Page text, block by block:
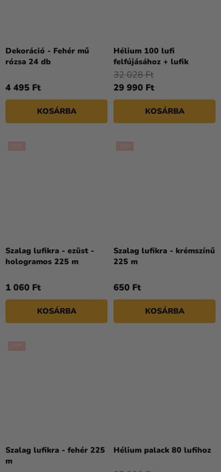
Dekoráció - Fehér mű
rózsa 24 db
4 495 Ft
KOSÁRBA
Hélium 100 lufi
felfújásához + lufik
termék
átlagos
4,2
csillag.
29 990 Ft
32 028 Ft
KOSÁRBA
Szalag lufikra - ezüst -
hologramos 225 m
1 060 Ft
KOSÁRBA
Szalag lufikra - krémszínű
225 m
650 Ft
KOSÁRBA
Szalag lufikra - fehér 225
m
termék
Hélium palack 80 lufihoz